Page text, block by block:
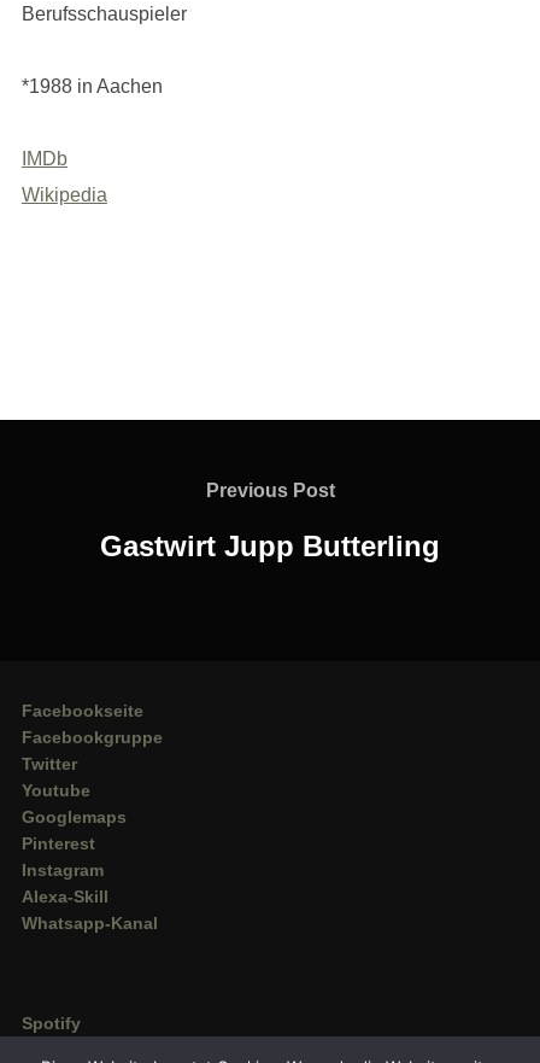
Berufsschauspieler
*1988 in Aachen
IMDb
Wikipedia
Previous
Previous Post
Gastwirt Jupp Butterling
Facebookseite
Facebookgruppe
Twitter
Youtube
Googlemaps
Pinterest
Instagram
Alexa-Skill
Whatsapp-Kanal
Spotify